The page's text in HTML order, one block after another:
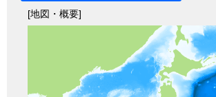
[地図・概要]